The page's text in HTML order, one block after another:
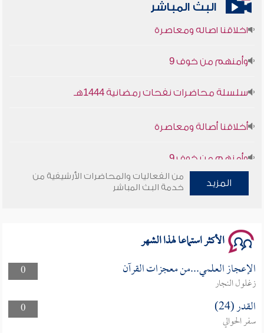
البث المباشر
أخلاقنا أصالة ومعاصرة
سلسلة محاضرات نفحات رمضانية 1444هـ
المزيد
من الفعاليات والمحاضرات الأرشيفية من
خدمة البث المباشر
الأكثر استماعا لهذا الشهر
0 الإعجاز العلمي...من معجزات القرآن
زغلول النجار
0
القدر (24)
سفر الحوالي